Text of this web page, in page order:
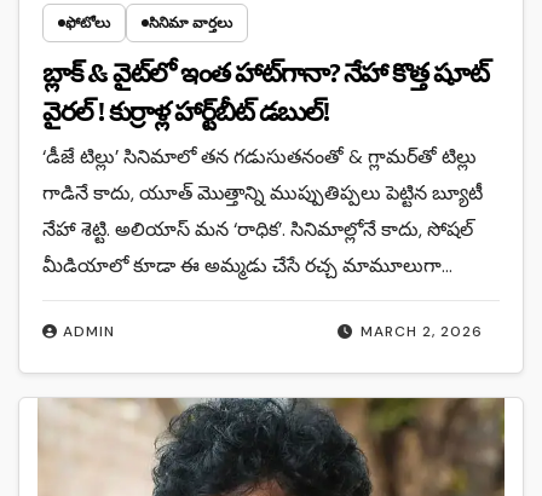
ఫోటోలు సినిమా వార్తలు
బ్లాక్ & వైట్‌లో ఇంత హాట్‌గానా? నేహా కొత్త షూట్
వైరల్ ! కుర్రాళ్ల హార్ట్‌బీట్ డబుల్!
MARCH 2, 2026
ADMIN
‘డీజే టిల్లు’ సినిమాలో తన గడుసుతనంతో & గ్లామర్‌తో టిల్లు
గాడినే కాదు, యూత్ మొత్తాన్ని ముప్పుతిప్పలు పెట్టిన బ్యూటీ
నేహా శెట్టి. అలియాస్ మన ‘రాధిక’. సినిమాల్లోనే కాదు, సోషల్
మీడియాలో కూడా ఈ అమ్మడు చేసే రచ్చ మామూలుగా…